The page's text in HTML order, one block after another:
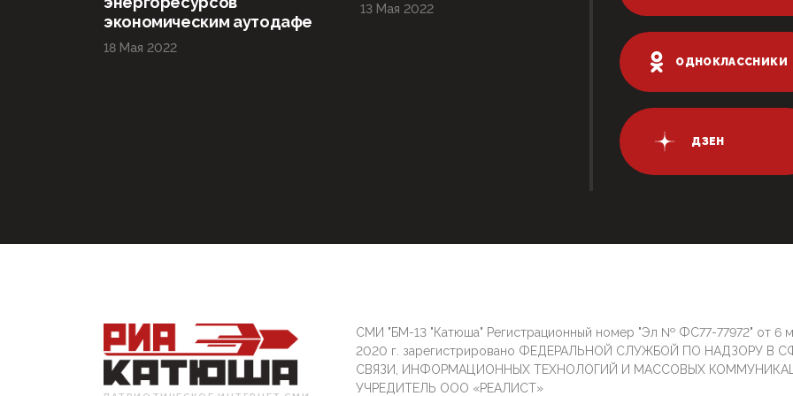
экономическим аутодафе
18 Мая 2022
13 Мая 2022
ОДНОКЛАССНИКИ
ДЗЕН
СМИ "БМ-13 "Катюша" Регистрационный номер "Эл № ФС77-77972" от 6
2020 г. зарегистрировано ФЕДЕРАЛЬНОЙ СЛУЖБОЙ ПО НАДЗОРУ В
СВЯЗИ, ИНФОРМАЦИОННЫХ ТЕХНОЛОГИЙ И МАССОВЫХ
УЧРЕДИТЕЛЬ ООО «РЕАЛИСТ»